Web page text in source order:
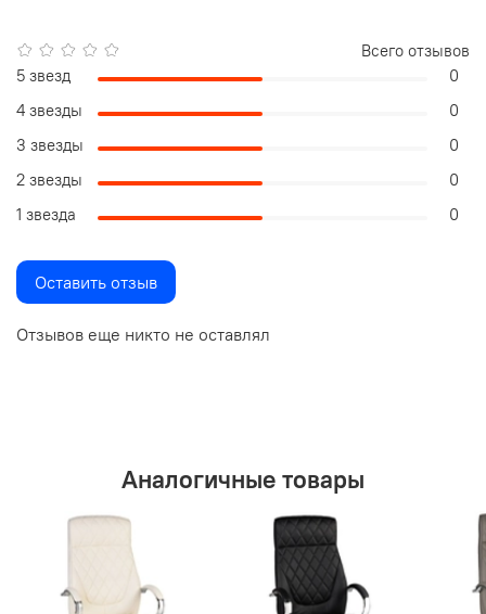
Отзывов еще никто не оставлял
Всего отзывов
5 звезд
0
4 звезды
0
3 звезды
0
2 звезды
0
1 звезда
0
Оставить отзыв
Аналогичные товары